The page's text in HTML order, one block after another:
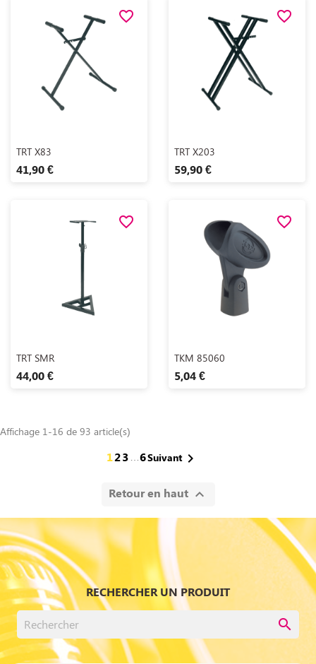

TRT X83
41,90 €
favorite_border
Aperçu rapide
TRT X203
59,90 €
favorite_border
Aperçu rapide
TRT SMR
44,00 €
favorite_border
Aperçu rapide
TKM 85060
5,04 €
favorite_border
Affichage 1-16 de 93 article(s)
123 6Suivant
Retour en haut 
RECHERCHER UN PRODUIT
search